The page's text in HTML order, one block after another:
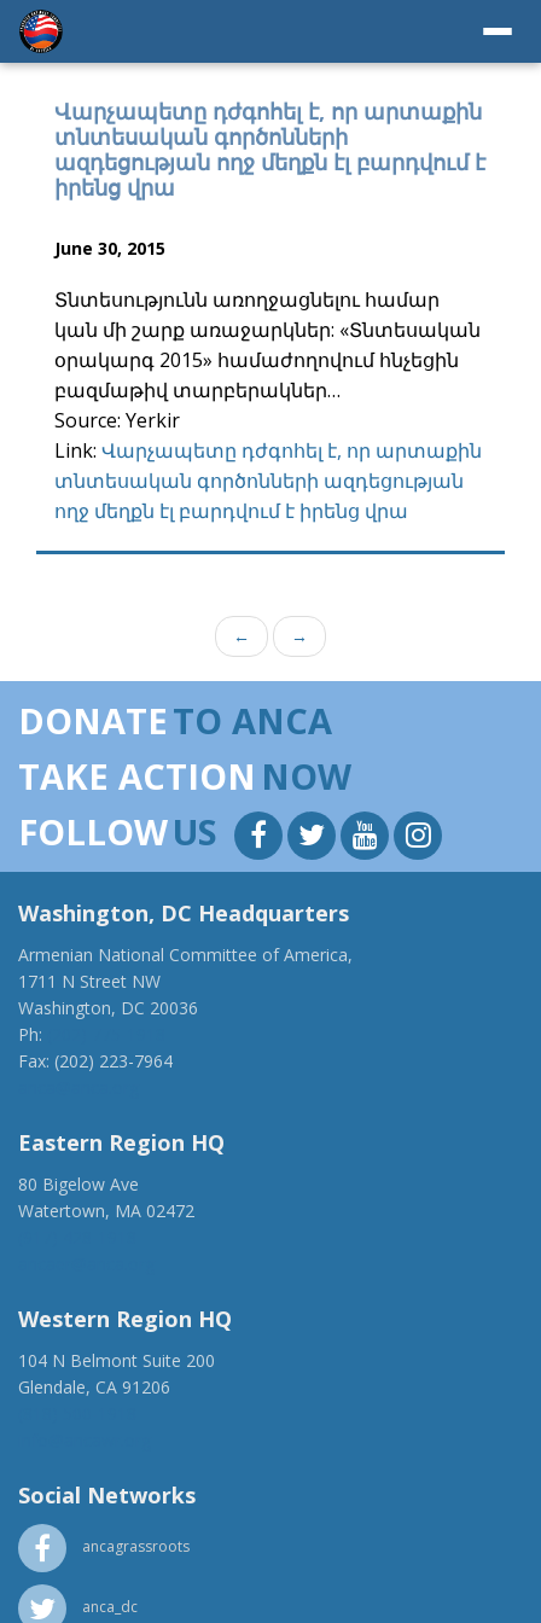
Վարչապետը դժգոհել է, որ արտաքին
տնտեսական գործոնների
ազդեցության ողջ մեղքն էլ բարդվում է
իրենց վրա
June 30, 2015
Տնտեսությունն առողջացնելու համար
կան մի շարք առաջարկներ: «Տնտեսական
օրակարգ 2015» համաժողովում հնչեցին
բազմաթիվ տարբերակներ…
Source: Yerkir
Link: Վարչապետը դժգոհել է, որ արտաքին
տնտեսական գործոնների ազդեցության
ողջ մեղքն էլ բարդվում է իրենց վրա
← →
DONATETO ANCA
TAKE ACTION NOW
FOLLOWUS
Washington, DC Headquarters
Armenian National Committee of America,
1711 N Street NW
Washington, DC 20036
Ph:
Fax: (202) 223-7964
Eastern Region HQ
80 Bigelow Ave
Watertown, MA 02472
Western Region HQ
104 N Belmont Suite 200
Glendale, CA 91206
Social Networks
ancagrassroots
anca_dc